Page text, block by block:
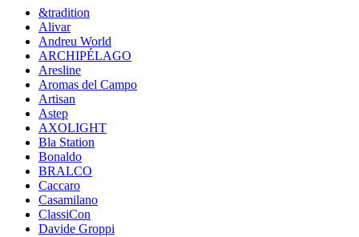
&tradition
Alivar
Andreu World
ARCHIPÉLAGO
Aresline
Aromas del Campo
Artisan
Astep
AXOLIGHT
Bla Station
Bonaldo
BRALCO
Caccaro
Casamilano
ClassiCon
Davide Groppi